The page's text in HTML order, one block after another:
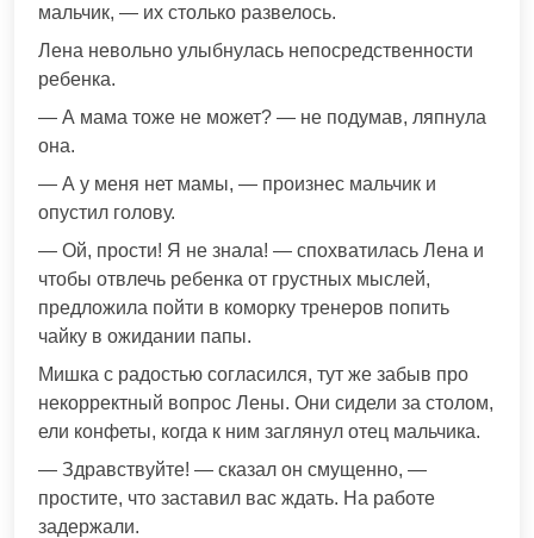
мальчик, — их столько развелось.
Лена невольно улыбнулась непосредственности
ребенка.
— А мама тоже не может? — не подумав, ляпнула
она.
— А у меня нет мамы, — произнес мальчик и
опустил голову.
— Ой, прости! Я не знала! — спохватилась Лена и
чтобы отвлечь ребенка от грустных мыслей,
предложила пойти в коморку тренеров попить
чайку в ожидании папы.
Мишка с радостью согласился, тут же забыв про
некорректный вопрос Лены. Они сидели за столом,
ели конфеты, когда к ним заглянул отец мальчика.
— Здравствуйте! — сказал он смущенно, —
простите, что заставил вас ждать. На работе
задержали.